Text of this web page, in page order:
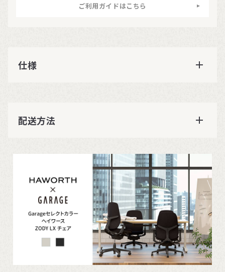
ご利用ガイドはこちら
仕様
配送方法